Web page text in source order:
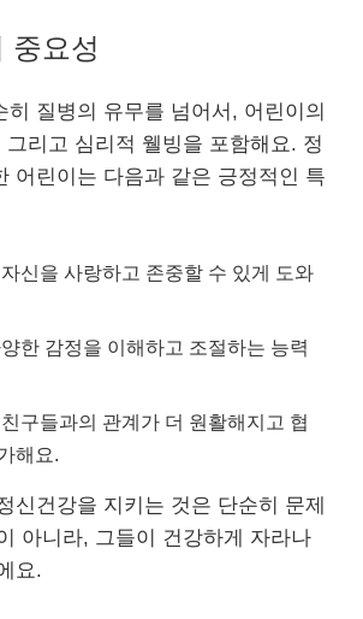
중요성
히 질병의 유무를 넘어서, 어린이의
리고 심리적 웰빙을 포함해요. 정
어린이는 다음과 같은 긍정적인 특
신을 사랑하고 존중할 수 있게 도와
한 감정을 이해하고 조절하는 능력
구들과의 관계가 더 원활해지고 협
해요.
신건강을 지키는 것은 단순히 문제
아니라, 그들이 건강하게 자라나
요.